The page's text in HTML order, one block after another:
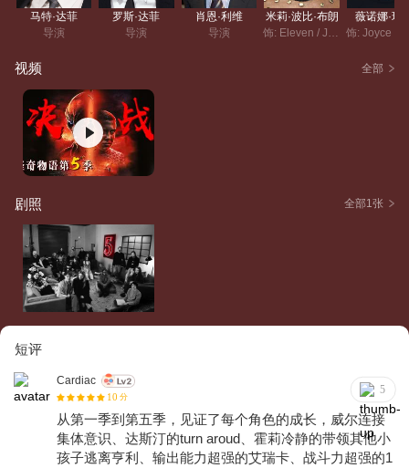
马特·达菲
导演
罗斯·达菲
导演
肖恩·利维
导演
米莉·波比·布朗
薇诺娜·瑞
饰: Joyce
视频 全部
剧照 全部1张
短评
Cardiac
10 分
5
从第一季到第五季，见证了每个角色的成长，威尔连接
集体意识、达斯汀的turn aroud、霍莉冷静的带领其他小
孩子逃离亨利、输出能力超强的艾瑞卡、战斗力超强的1